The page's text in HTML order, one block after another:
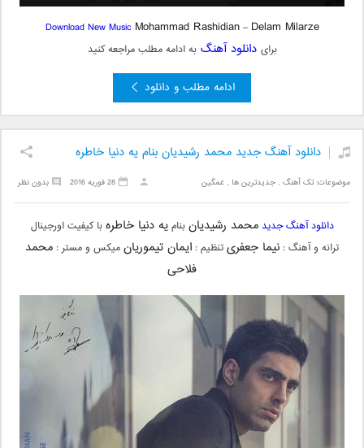
Download New Music Mohammad Rashidian– Delam Milarze
برای دانلود آهنگ به ادامه مطلب مراجعه کنید
ادامه مطلب و دانلود
دانلود آهنگ جدید محمد رشیدیان بنام یه دنیا خاطره
موضوعات:تک آهنگ ,جدیدترین ها ,غمگین بدون نظر 28 فوریه 2016
دانلود آهنگ جدید محمد رشیدیانبنامیه دنیا خاطرهبا کیفیت اورجینال
ترانه و آهنگ : نیما جعفریتنظیم : ایمان تیموریانمیکس و مستر : محمد
فلاحی